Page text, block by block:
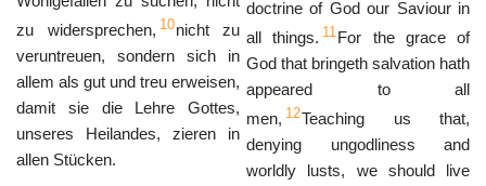
zu widersprechen, 10nicht zu
veruntreuen, sondern sich in
allem als gut und treu erweisen,
damit sie die Lehre Gottes,
unseres Heilandes, zieren in
allen Stücken.
doctrine of God our Saviour in
all things. 11For the grace of
God that bringeth salvation hath
appeared to all
men, 12Teaching us that,
denying ungodliness and
worldly lusts, we should live